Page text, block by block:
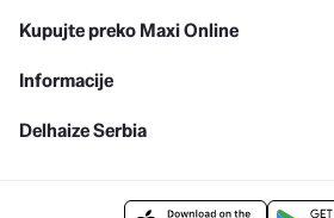
Kupujte preko Maxi Online
Informacije
Delhaize Serbia